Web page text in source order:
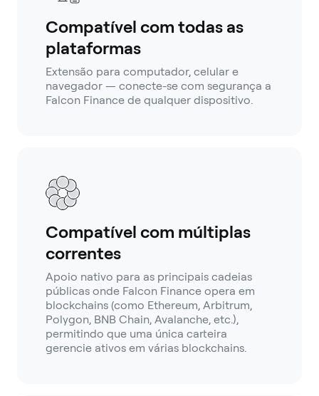
Compatível com todas as
plataformas
Extensão para computador, celular e
navegador — conecte-se com segurança a
Falcon Finance de qualquer dispositivo.
Compatível com múltiplas
correntes
Apoio nativo para as principais cadeias
públicas onde Falcon Finance opera em
blockchains (como Ethereum, Arbitrum,
Polygon, BNB Chain, Avalanche, etc.),
permitindo que uma única carteira
gerencie ativos em várias blockchains.